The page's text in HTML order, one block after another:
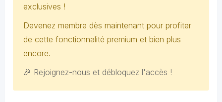
exclusives !
Devenez membre dès maintenant pour profiter
de cette fonctionnalité premium et bien plus
encore.
🎉 Rejoignez-nous et débloquez l'accès !